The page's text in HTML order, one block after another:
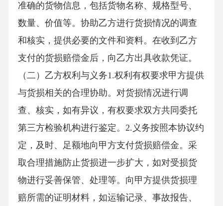
准确的货物信息，包括货物名称、规格型号、
数量、价值等。协助乙方进行货损情况的调查
和核实，提供必要的文件和资料。在收到乙方
支付的货损赔偿金后，向乙方出具收款凭证。
（二）乙方权利与义务1.权利有权要求甲方提供
与货损相关的合理协助。对货损情况进行调
查、核实，如有异议，有权要求双方共同委托
第三方检验机构进行鉴定。2.义务按照本协议约
定，及时、足额地向甲方支付货损赔偿金。采
取合理措施防止货损进一步扩大，如对受损货
物进行妥善保管、处理等。向甲方提供货损理
赔所需的证明材料，如运输记录、事故报告、